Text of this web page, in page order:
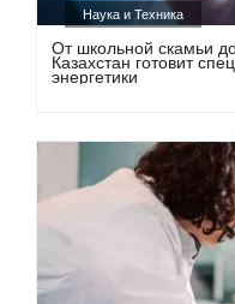
Наука и Техника
От школьной скамьи
Казахстан готовит
энергетики